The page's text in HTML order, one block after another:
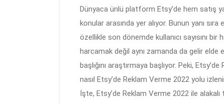
Dünyaca ünlü platform Etsy’de hem satış
konular arasında yer alıyor. Bunun yanı
özellikle son dönemde kullanıcı sayısını bir
harcamak değil aynı zamanda da gelir elde
başlığını araştırmaya başlıyor. Peki,
nasıl Etsy’de Reklam Verme 2022 yolu
İşte, Etsy’de Reklam Verme 2022 ile